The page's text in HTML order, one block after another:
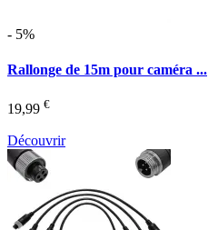
- 5%
Rallonge de 15m pour caméra ...
19,99 €
Découvrir